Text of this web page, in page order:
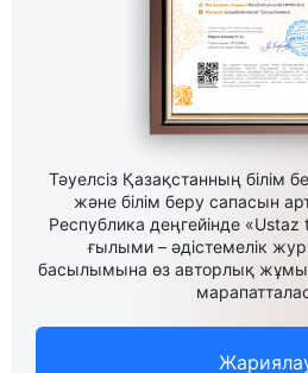
Тәуелсіз Қазақстанның білім
және білім беру сапасын
Республика деңгейінде
ғылыми – әдістемелік
басылымына өз авторлық